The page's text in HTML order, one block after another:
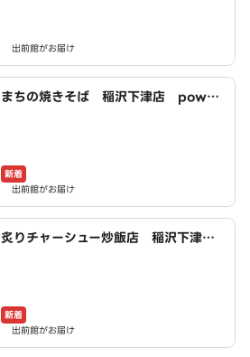
出前館がお届け
まちの焼きそば 稲沢下津店 power
新着
出前館がお届け
炙りチャーシュー炒飯店 稲沢下津
新着
出前館がお届け